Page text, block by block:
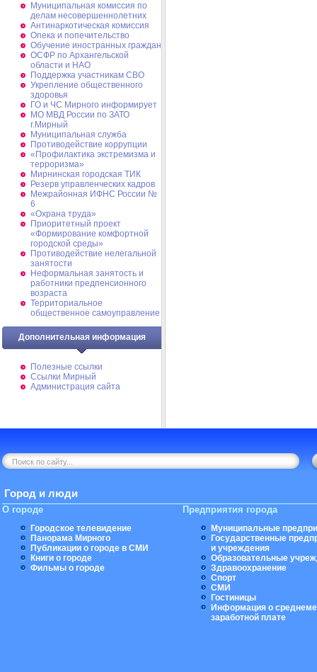
Муниципальная комиссия по
делам несовершеннолетних
Антинаркотическая комиссия
Опека и попечительство
Обучение иностранных граждан
ОСФР по Архангельской
области и НАО
Поддержка участникам СВО
Укрепление общественного
здоровья
ГО и ЧС Мирного информирует
МО МВД России по ЗАТО
г.Мирный
Муниципальная cлужба
Противодействие коррупции
«Профилактика экстремизма и
терроризма»
Мирнинская городская ТИК
Резерв управленческих кадров
Межрайонная ИФНС России №
6
«Охрана труда»
Приоритетный проект
«Формирование комфортной
городской среды»
Противодействие нелегальной
занятости
Неформальная занятость и
работники предпенсионного
возраста
Территориальное
общественное самоуправление
Дополнительная информация
Полезные ссылки
Ссылки Мирный
Администрация сайта
Город и люди
О городе
Городское телевидение
Панорама Мирного
Публикации о городе в СМИ
Книги о городе
Фильмы о городе
Предприятия города
Муниципальные
Государственные
и учреждения
Образовательные
Здравоохранение
Спорт
СМИ
Гостиницы
Информация о
заработной плате